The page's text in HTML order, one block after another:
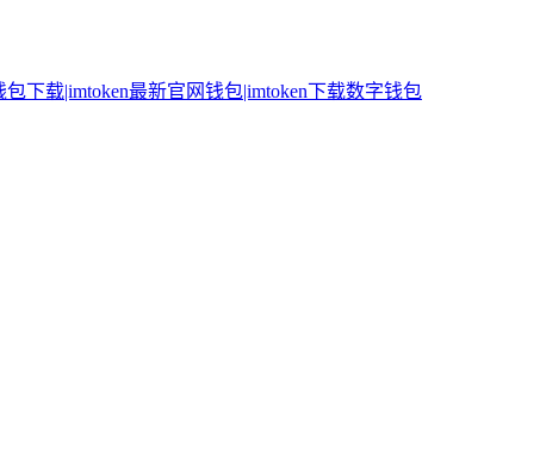
包下载|imtoken最新官网钱包|imtoken下载数字钱包